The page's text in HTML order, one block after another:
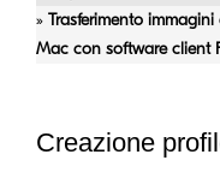
» Trasferimento
Mac con software client
Creazione